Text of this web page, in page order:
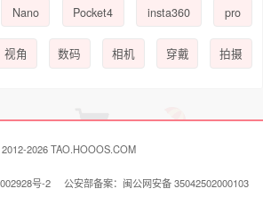
Nano Pocket4 insta360 pro
视角 数码 相机 穿戴 拍摄
2026 TAO.HOOOS.COM
号-2 公安部备案：闽公网安备 35042502000103